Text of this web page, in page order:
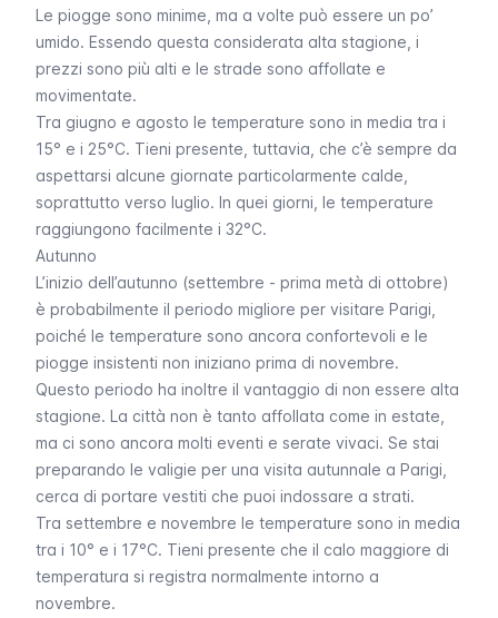
Le piogge sono minime, ma a volte può essere un po’
umido. Essendo questa considerata alta stagione, i
prezzi sono più alti e le strade sono affollate e
movimentate.
Tra giugno e agosto le temperature sono in media tra i
15° e i 25°C. Tieni presente, tuttavia, che c’è sempre da
aspettarsi alcune giornate particolarmente calde,
soprattutto verso luglio. In quei giorni, le temperature
raggiungono facilmente i 32°C.
Autunno
L’inizio dell’autunno (settembre - prima metà di ottobre)
è probabilmente il periodo migliore per visitare Parigi,
poiché le temperature sono ancora confortevoli e le
piogge insistenti non iniziano prima di novembre.
Questo periodo ha inoltre il vantaggio di non essere alta
stagione. La città non è tanto affollata come in estate,
ma ci sono ancora molti eventi e serate vivaci. Se stai
preparando le valigie per una visita autunnale a Parigi,
cerca di portare vestiti che puoi indossare a strati.
Tra settembre e novembre le temperature sono in media
tra i 10° e i 17°C. Tieni presente che il calo maggiore di
temperatura si registra normalmente intorno a
novembre.